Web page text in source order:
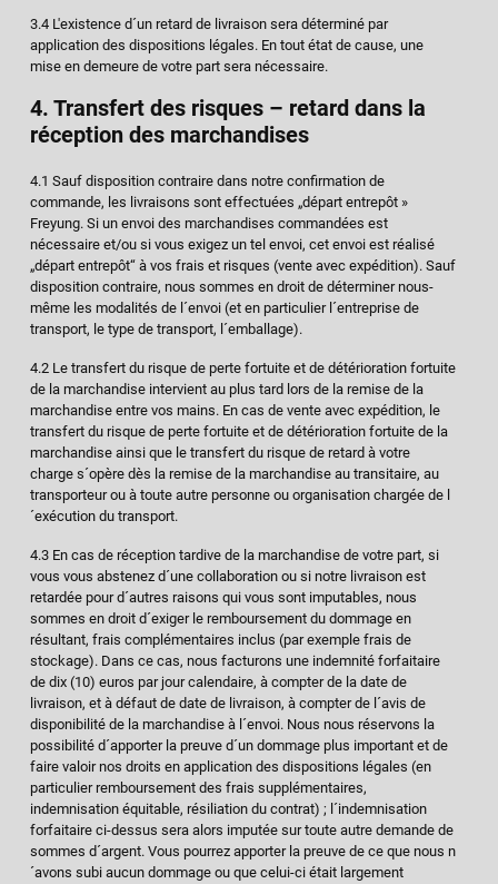
3.4 L'existence d´un retard de livraison sera déterminé par
application des dispositions légales. En tout état de cause, une
mise en demeure de votre part sera nécessaire.
4. Transfert des risques – retard dans la
réception des marchandises
4.1 Sauf disposition contraire dans notre confirmation de
commande, les livraisons sont effectuées „départ entrepôt »
Freyung. Si un envoi des marchandises commandées est
nécessaire et/ou si vous exigez un tel envoi, cet envoi est réalisé
„départ entrepôt“ à vos frais et risques (vente avec expédition). Sauf
disposition contraire, nous sommes en droit de déterminer nous-
même les modalités de l´envoi (et en particulier l´entreprise de
transport, le type de transport, l´emballage).
4.2 Le transfert du risque de perte fortuite et de détérioration fortuite
de la marchandise intervient au plus tard lors de la remise de la
marchandise entre vos mains. En cas de vente avec expédition, le
transfert du risque de perte fortuite et de détérioration fortuite de la
marchandise ainsi que le transfert du risque de retard à votre
charge s´opère dès la remise de la marchandise au transitaire, au
transporteur ou à toute autre personne ou organisation chargée de l
´exécution du transport.
4.3 En cas de réception tardive de la marchandise de votre part, si
vous vous abstenez d´une collaboration ou si notre livraison est
retardée pour d´autres raisons qui vous sont imputables, nous
sommes en droit d´exiger le remboursement du dommage en
résultant, frais complémentaires inclus (par exemple frais de
stockage). Dans ce cas, nous facturons une indemnité forfaitaire
de dix (10) euros par jour calendaire, à compter de la date de
livraison, et à défaut de date de livraison, à compter de l´avis de
disponibilité de la marchandise à l´envoi. Nous nous réservons la
possibilité d´apporter la preuve d´un dommage plus important et de
faire valoir nos droits en application des dispositions légales (en
particulier remboursement des frais supplémentaires,
indemnisation équitable, résiliation du contrat) ; l´indemnisation
forfaitaire ci-dessus sera alors imputée sur toute autre demande de
sommes d´argent. Vous pourrez apporter la preuve de ce que nous n
´avons subi aucun dommage ou que celui-ci était largement